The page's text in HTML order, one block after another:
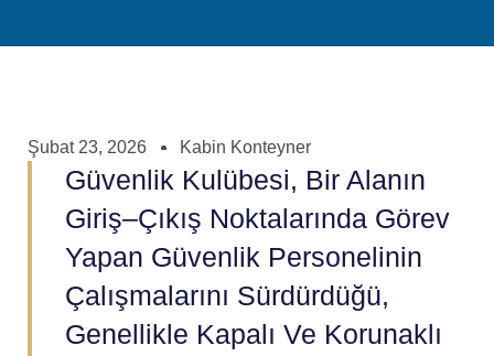
Şubat 23, 2026 Kabin Konteyner
Güvenlik Kulübesi, Bir Alanın
Giriş–Çıkış Noktalarında Görev
Yapan Güvenlik Personelinin
Çalışmalarını Sürdürdüğü,
Genellikle Kapalı Ve Korunaklı